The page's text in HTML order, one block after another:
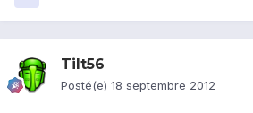
Tilt56
Posté(e) 18 septembre 2012